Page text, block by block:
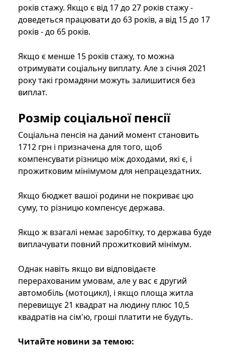
років стажу. Якщо є від 17 до 27 років стажу -
доведеться працювати до 63 років, а від 15 до 17
років - до 65 років.
Якщо є менше 15 років стажу, то можна
отримувати соціальну виплату. Але з січня 2021
року такі громадяни можуть залишитися без
виплат.
Розмір соціальної пенсії
Соціальна пенсія на даний момент становить
1712 грн і призначена для того, щоб
компенсувати різницю між доходами, які є, і
прожитковим мінімумом для непрацездатних.
Якщо бюджет вашої родини не покриває цю
суму, то різницю компенсує держава.
Якщо ж взагалі немає заробітку, то держава буде
виплачувати повний прожитковий мінімум.
Однак навіть якщо ви відповідаєте
перерахованим умовам, але у вас є другий
автомобіль (мотоцикл), і якщо площа житла
перевищує 21 квадрат на людину плюс 10,5
квадратів на сім'ю, гроші платити не будуть.
Читайте новини за темою: